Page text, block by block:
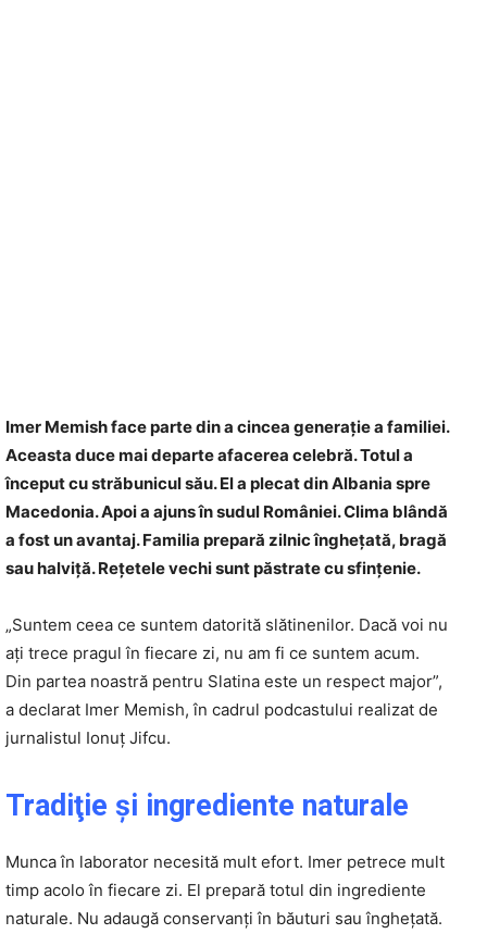
Imer Memish face parte din a cincea generație a familiei.
Aceasta duce mai departe afacerea celebră. Totul a
început cu străbunicul său. El a plecat din Albania spre
Macedonia. Apoi a ajuns în sudul României. Clima blândă
a fost un avantaj. Familia prepară zilnic înghețată, bragă
sau halviță. Rețetele vechi sunt păstrate cu sfințenie.
„Suntem ceea ce suntem datorită slătinenilor. Dacă voi nu
ați trece pragul în fiecare zi, nu am fi ce suntem acum.
Din partea noastră pentru Slatina este un respect major”,
a declarat Imer Memish, în cadrul podcastului realizat de
jurnalistul Ionuţ Jifcu.
Tradiţie şi ingrediente naturale
Munca în laborator necesită mult efort. Imer petrece mult
timp acolo în fiecare zi. El prepară totul din ingrediente
naturale. Nu adaugă conservanți în băuturi sau înghețată.